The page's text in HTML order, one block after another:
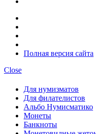
Полная версия сайта
Close
Для нумизматов
Для филателистов
Альбо Нумисматико
Монеты
Банкноты